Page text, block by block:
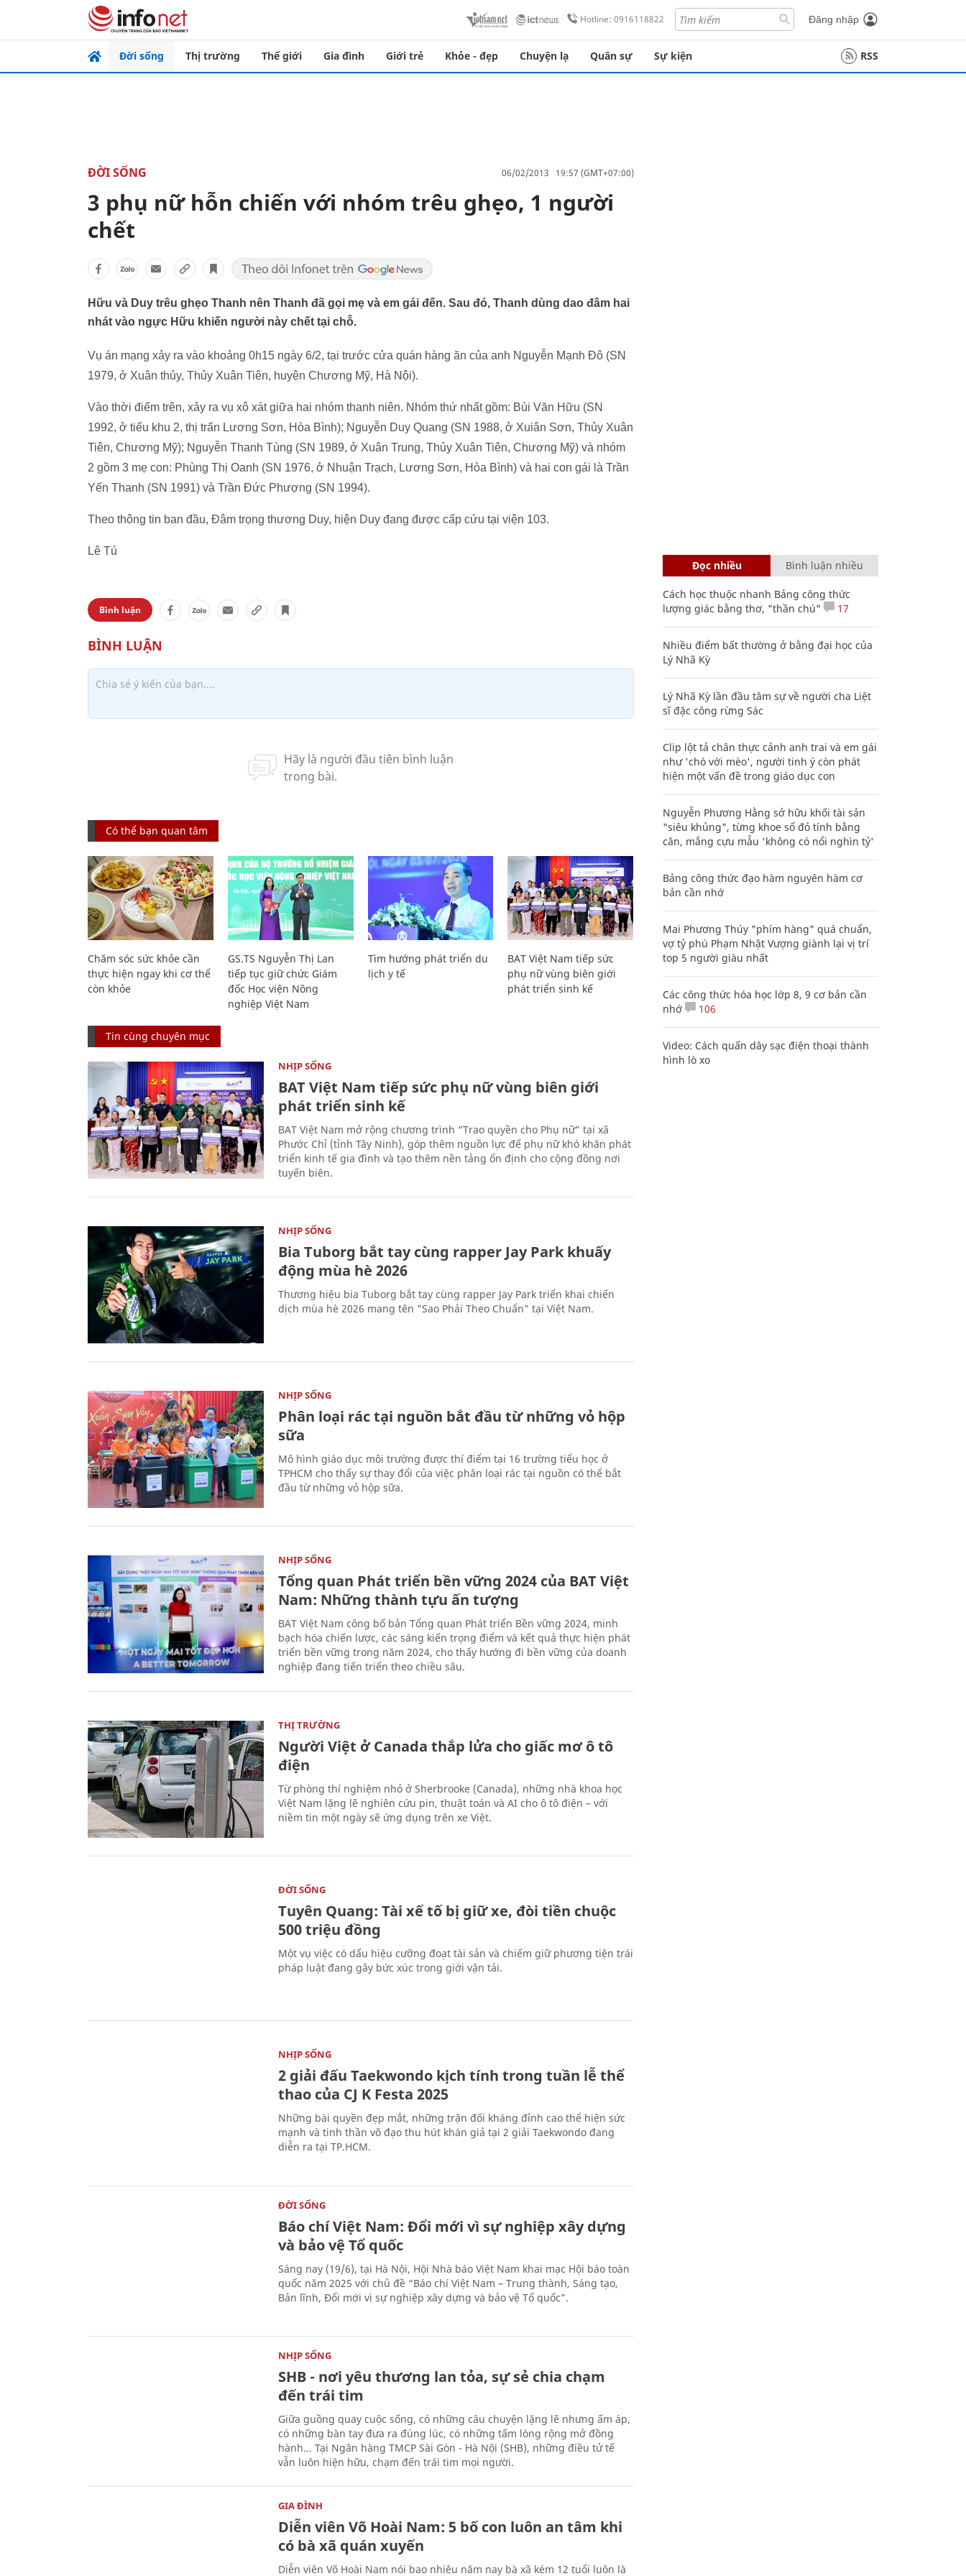
Hotline: 0916118822 Đăng nhập
Đời sống Thị trường Thế giới Gia đình Giới trẻ Khỏe - đẹp Chuyện lạ Quân sự Sự kiện RSS
ĐỜI SỐNG 06/02/2013 19:57 (GMT+07:00)
3 phụ nữ hỗn chiến với nhóm trêu ghẹo, 1 người
chết
Hữu và Duy trêu ghẹo Thanh nên Thanh đã gọi mẹ và em gái đến. Sau đó, Thanh dùng dao đâm hai
nhát vào ngực Hữu khiến người này chết tại chỗ.
Vụ án mạng xảy ra vào khoảng 0h15 ngày 6/2, tại trước cửa quán hàng ăn của anh Nguyễn Mạnh Đô (SN
1979, ở Xuân thủy, Thủy Xuân Tiên, huyện Chương Mỹ, Hà Nội).
Vào thời điểm trên, xảy ra vụ xô xát giữa hai nhóm thanh niên. Nhóm thứ nhất gồm: Bùi Văn Hữu (SN
1992, ở tiểu khu 2, thị trấn Lương Sơn, Hòa Bình); Nguyễn Duy Quang (SN 1988, ở Xuiân Sơn, Thủy Xuân
Tiên, Chương Mỹ); Nguyễn Thanh Tùng (SN 1989, ở Xuân Trung, Thủy Xuân Tiên, Chương Mỹ) và nhóm
2 gồm 3 mẹ con: Phùng Thị Oanh (SN 1976, ở Nhuận Trạch, Lương Sơn, Hòa Bình) và hai con gái là Trần
Yến Thanh (SN 1991) và Trần Đức Phượng (SN 1994).
Theo thông tin ban đầu, Đâm trọng thương Duy, hiện Duy đang được cấp cứu tại viện 103.
Lê Tú
Bình luận
Có thể bạn quan tâm
Chăm sóc sức khỏe cần
thực hiện ngay khi cơ thể
còn khỏe
GS.TS Nguyễn Thị Lan
tiếp tục giữ chức Giám
đốc Học viện Nông
nghiệp Việt Nam
Tìm hướng phát triển du
lịch y tế
BAT Việt Nam tiếp sức
phụ nữ vùng biên giới
phát triển sinh kế
Tin cùng chuyên mục
NHỊP SỐNG
BAT Việt Nam tiếp sức phụ nữ vùng biên giới
phát triển sinh kế
BAT Việt Nam mở rộng chương trình “Trao quyền cho Phụ nữ” tại xã
Phước Chỉ (tỉnh Tây Ninh), góp thêm nguồn lực để phụ nữ khó khăn phát
triển kinh tế gia đình và tạo thêm nền tảng ổn định cho cộng đồng nơi
tuyến biên.
NHỊP SỐNG
Bia Tuborg bắt tay cùng rapper Jay Park khuấy
động mùa hè 2026
Thương hiệu bia Tuborg bắt tay cùng rapper Jay Park triển khai chiến
dịch mùa hè 2026 mang tên "Sao Phải Theo Chuẩn” tại Việt Nam.
NHỊP SỐNG
Phân loại rác tại nguồn bắt đầu từ những vỏ hộp
sữa
Mô hình giáo dục môi trường được thí điểm tại 16 trường tiểu học ở
TPHCM cho thấy sự thay đổi của việc phân loại rác tại nguồn có thể bắt
đầu từ những vỏ hộp sữa.
NHỊP SỐNG
Tổng quan Phát triển bền vững 2024 của BAT Việt
Nam: Những thành tựu ấn tượng
BAT Việt Nam công bố bản Tổng quan Phát triển Bền vững 2024, minh
bạch hóa chiến lược, các sáng kiến trọng điểm và kết quả thực hiện phát
triển bền vững trong năm 2024, cho thấy hướng đi bền vững của doanh
nghiệp đang tiến triển theo chiều sâu.
THỊ TRƯỜNG
Người Việt ở Canada thắp lửa cho giấc mơ ô tô
điện
Từ phòng thí nghiệm nhỏ ở Sherbrooke (Canada), những nhà khoa học
Việt Nam lặng lẽ nghiên cứu pin, thuật toán và AI cho ô tô điện – với
niềm tin một ngày sẽ ứng dụng trên xe Việt.
ĐỜI SỐNG
Tuyên Quang: Tài xế tố bị giữ xe, đòi tiền chuộc
500 triệu đồng
Một vụ việc có dấu hiệu cưỡng đoạt tài sản và chiếm giữ phương tiện trái
pháp luật đang gây bức xúc trong giới vận tải.
NHỊP SỐNG
2 giải đấu Taekwondo kịch tính trong tuần lễ thể
thao của CJ K Festa 2025
Những bài quyền đẹp mắt, những trận đối kháng đỉnh cao thể hiện sức
mạnh và tinh thần võ đạo thu hút khán giả tại 2 giải Taekwondo đang
diễn ra tại TP.HCM.
ĐỜI SỐNG
Báo chí Việt Nam: Đổi mới vì sự nghiệp xây dựng
và bảo vệ Tổ quốc
Sáng nay (19/6), tại Hà Nội, Hội Nhà báo Việt Nam khai mạc Hội báo toàn
quốc năm 2025 với chủ đề “Báo chí Việt Nam – Trung thành, Sáng tạo,
Bản lĩnh, Đổi mới vì sự nghiệp xây dựng và bảo vệ Tổ quốc”.
NHỊP SỐNG
SHB - nơi yêu thương lan tỏa, sự sẻ chia chạm
đến trái tim
Giữa guồng quay cuộc sống, có những câu chuyện lặng lẽ nhưng ấm áp,
có những bàn tay đưa ra đúng lúc, có những tấm lòng rộng mở đồng
hành... Tại Ngân hàng TMCP Sài Gòn - Hà Nội (SHB), những điều tử tế
vẫn luôn hiện hữu, chạm đến trái tim mọi người.
GIA ĐÌNH
Diễn viên Võ Hoài Nam: 5 bố con luôn an tâm khi
có bà xã quán xuyến
Diễn viên Võ Hoài Nam nói bao nhiêu năm nay bà xã kém 12 tuổi luôn là
Đọc nhiều Bình luận nhiều
Cách học thuộc nhanh Bảng công thức
lượng giác bằng thơ, "thần chú"
17
Nhiều điểm bất thường ở bằng đại học của
Lý Nhã Kỳ
Lý Nhã Kỳ lần đầu tâm sự về người cha Liệt
sĩ đặc công rừng Sác
Clip lột tả chân thực cảnh anh trai và em gái
như 'chó với mèo', người tinh ý còn phát
hiện một vấn đề trong giáo dục con
Nguyễn Phương Hằng sở hữu khối tài sản
"siêu khủng", từng khoe sổ đỏ tính bằng
cân, mắng cựu mẫu 'không có nổi nghìn tỷ'
Bảng công thức đạo hàm nguyên hàm cơ
bản cần nhớ
Mai Phương Thúy "phím hàng" quá chuẩn,
vợ tỷ phú Phạm Nhật Vượng giành lại vị trí
top 5 người giàu nhất
Các công thức hóa học lớp 8, 9 cơ bản cần
nhớ
106
Video: Cách quấn dây sạc điện thoại thành
hình lò xo